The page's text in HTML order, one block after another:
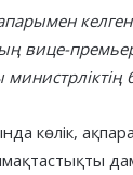
вице-
көлік,